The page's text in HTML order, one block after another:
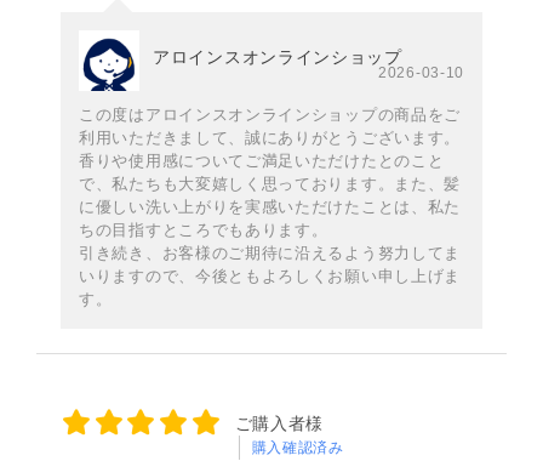
アロインスオンラインショップ
2026-03-10
この度はアロインスオンラインショップの商品をご
利用いただきまして、誠にありがとうございます。
香りや使用感についてご満足いただけたとのこと
で、私たちも大変嬉しく思っております。また、髪
に優しい洗い上がりを実感いただけたことは、私た
ちの目指すところでもあります。
引き続き、お客様のご期待に沿えるよう努力してま
いりますので、今後ともよろしくお願い申し上げま
す。
ご購入者様
購入確認済み